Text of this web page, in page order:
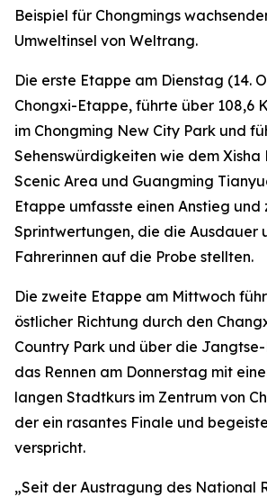
Beispiel für Chongmings
Umweltinsel von Weltrang.
Die erste Etappe am Dienstag (14.
Chongxi-Etappe, führte über 108,6
im Chongming New City Park und
Sehenswürdigkeiten wie dem Xisha
Scenic Area und Guangming
Etappe umfasste einen Anstieg und
Sprintwertungen, die die Ausdauer
Fahrerinnen auf die Probe stellten.
Die zweite Etappe am Mittwoch
östlicher Richtung durch den
Country Park und über die
das Rennen am Donnerstag mit
langen Stadtkurs im Zentrum von
der ein rasantes Finale und
verspricht.
„Seit der Austragung des National